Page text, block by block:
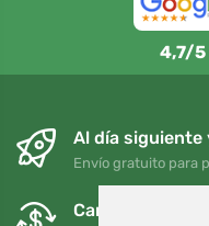
4,7/5
Al día
Envío gratuito para
Cambios y